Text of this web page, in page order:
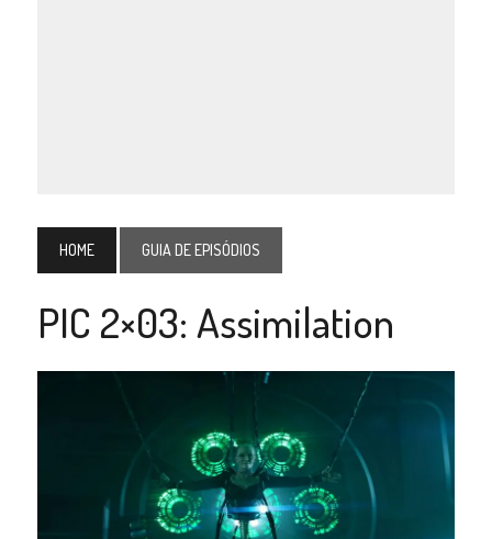
HOME GUIA DE EPISÓDIOS
PIC 2×03: Assimilation